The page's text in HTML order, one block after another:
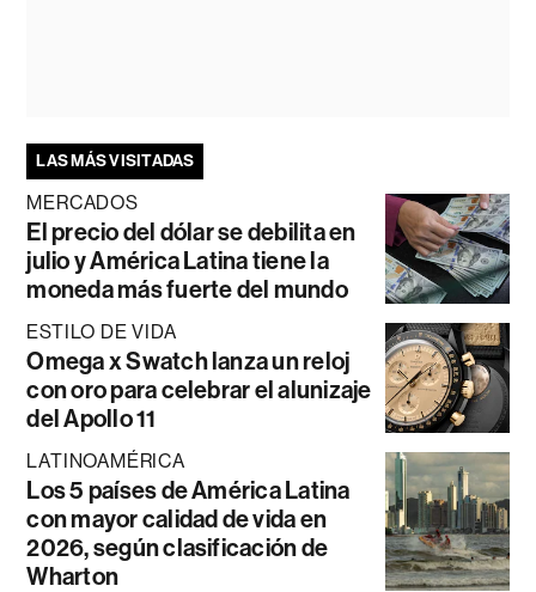
LAS MÁS VISITADAS
MERCADOS
El precio del dólar se debilita en
julio y América Latina tiene la
moneda más fuerte del mundo
ESTILO DE VIDA
Omega x Swatch lanza un reloj
con oro para celebrar el alunizaje
del Apollo 11
LATINOAMÉRICA
Los 5 países de América Latina
con mayor calidad de vida en
2026, según clasificación de
Wharton